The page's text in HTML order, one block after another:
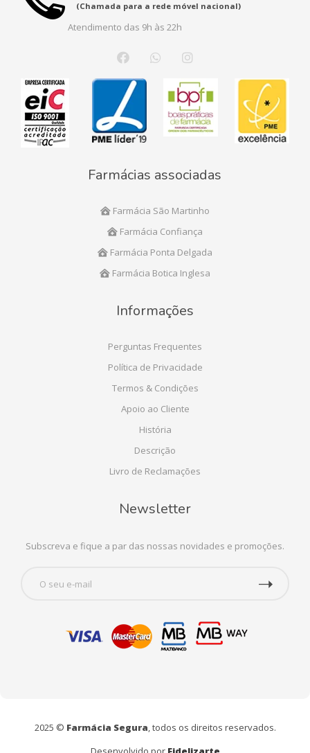
(Chamada para a rede móvel nacional)
Atendimento das 9h às 22h
Farmácias associadas
Farmácia São Martinho
Farmácia Confiança
Farmácia Ponta Delgada
Farmácia Botica Inglesa
Informações
Perguntas Frequentes
Política de Privacidade
Termos & Condições
Apoio ao Cliente
História
Descrição
Livro de Reclamações
Newsletter
Subscreva e fique a par das nossas novidades e promoções.
2025 © Farmácia Segura, todos os direitos reservados.